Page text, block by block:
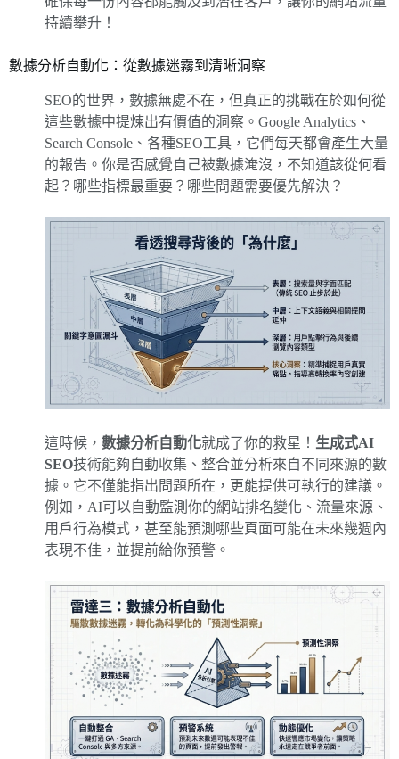
持續攀升！
數據分析自動化：從數據迷霧到清晰洞察
SEO的世界，數據無處不在，但真正的挑戰在於如何從
這些數據中提煉出有價值的洞察。Google Analytics、
Search Console、各種SEO工具，它們每天都會產生大量
的報告。你是否感覺自己被數據淹沒，不知道該從何看
起？哪些指標最重要？哪些問題需要優先解決？
這時候， 數據分析自動化就成了你的救星！ 生成式AI
SEO技術能夠自動收集、整合並分析來自不同來源的數
據。它不僅能指出問題所在，更能提供可執行的建議。
例如，AI可以自動監測你的網站排名變化、流量來源、
用戶行為模式，甚至能預測哪些頁面可能在未來幾週內
表現不佳，並提前給你預警。